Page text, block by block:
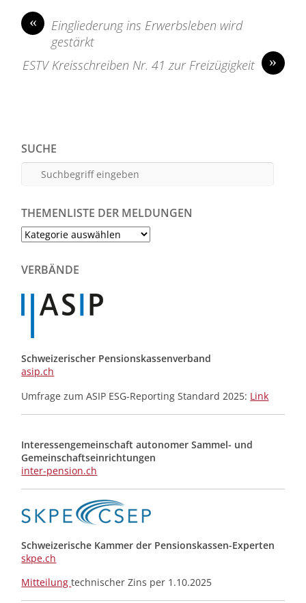
«
Eingliederung ins Erwerbsleben wird
gestärkt
»
ESTV Kreisschreiben Nr. 41 zur Freizügigkeit
SUCHE
THEMENLISTE DER MELDUNGEN
Themenliste
Meldungen
VERBÄNDE
Schweizerischer Pensionskassenverband
asip.ch
Umfrage zum ASIP ESG-Reporting Standard 2025: Link
Interessengemeinschaft autonomer Sammel- und
Gemeinschafts­einrichtungen
inter-pension.ch
Schweizerische Kammer der Pensionskassen-Experten
skpe.ch
Mitteilungtechnischer Zins per 1.10.2025